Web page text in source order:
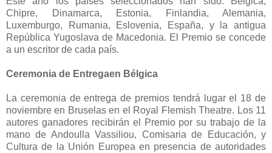
Chipre, Dinamarca, Estonia, Finlandia, Alemania,
Luxemburgo, Rumania, Eslovenia, España, y la antigua
República Yugoslava de Macedonia. El Premio se concede
a un escritor de cada país.
Ceremonia de Entregaen Bélgica
La ceremonia de entrega de premios tendrá lugar el 18 de
noviembre en Bruselas en el Royal Flemish Theatre. Los 11
autores ganadores recibirán el Premio por su trabajo de la
mano de Andoulla Vassiliou, Comisaria de Educación, y
Cultura de la Unión Europea en presencia de autoridades